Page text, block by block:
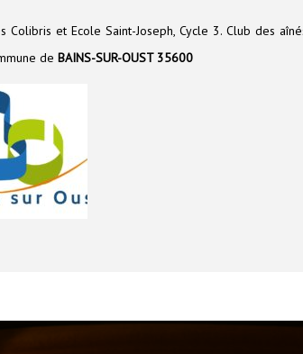
Colibris et Ecole Saint-Joseph, Cycle 3. Club des
de BAINS-SUR-OUST 35600